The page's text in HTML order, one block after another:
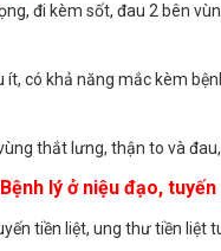
đi kèm sốt, đau 2 bên
có khả năng mắc kèm
thắt lưng, thận to và đau,
lý ở niệu đạo,
tiền liệt, ung thư tiền liệt